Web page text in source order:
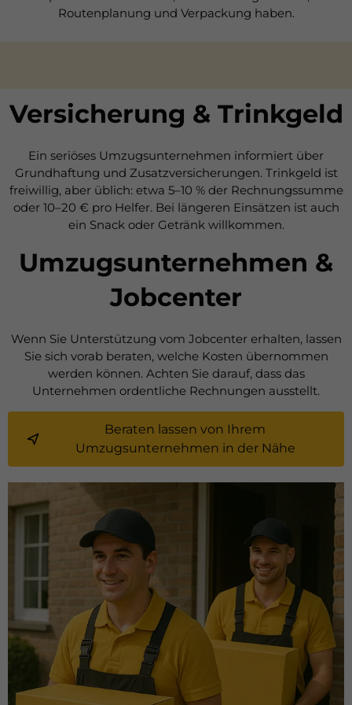
Routenplanung und Verpackung haben.
Versicherung & Trinkgeld
Ein seriöses Umzugsunternehmen informiert über
Grundhaftung und Zusatzversicherungen. Trinkgeld ist
freiwillig, aber üblich: etwa 5–10 % der Rechnungssumme
oder 10–20 € pro Helfer. Bei längeren Einsätzen ist auch
ein Snack oder Getränk willkommen.
Umzugsunternehmen &
Jobcenter
Wenn Sie Unterstützung vom Jobcenter erhalten, lassen
Sie sich vorab beraten, welche Kosten übernommen
werden können. Achten Sie darauf, dass das
Unternehmen ordentliche Rechnungen ausstellt.
Beraten lassen von Ihrem
Umzugsunternehmen in der Nähe